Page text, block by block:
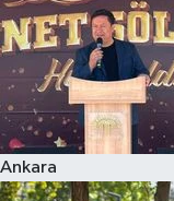
Ankara